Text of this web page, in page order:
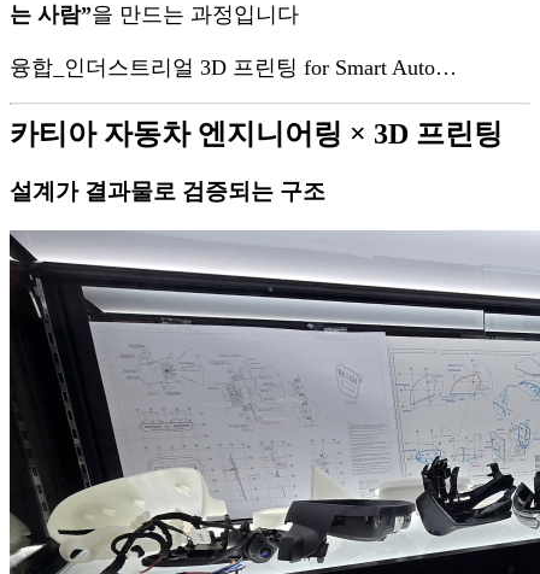
는 사람”을 만드는 과정입니다
융합_인더스트리얼 3D 프린팅 for Smart Auto…
카티아 자동차 엔지니어링 × 3D 프린팅
설계가 결과물로 검증되는 구조